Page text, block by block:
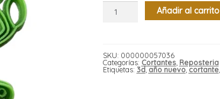
Cortante
marcador
cantidad
Añadir al carrito
SKU: 000000057036
Categorías: Cortantes, Reposteria
Etiquetas: 3d,año nuevo,cortante,